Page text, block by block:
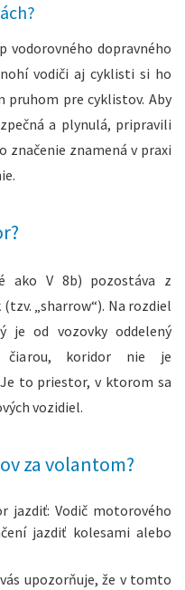
vodorovného dopravného
vodiči aj cyklisti si ho
pruhom pre cyklistov. Aby
a plynulá, pripravili
značenie znamená v praxi
ako V 8b) pozostáva z
„sharrow“). Na rozdiel
je od vozovky oddelený
čiarou, koridor nie je
to priestor, v ktorom sa
vozidiel.
za volantom?
jazdiť: Vodič motorového
jazdiť kolesami alebo
upozorňuje, že v tomto